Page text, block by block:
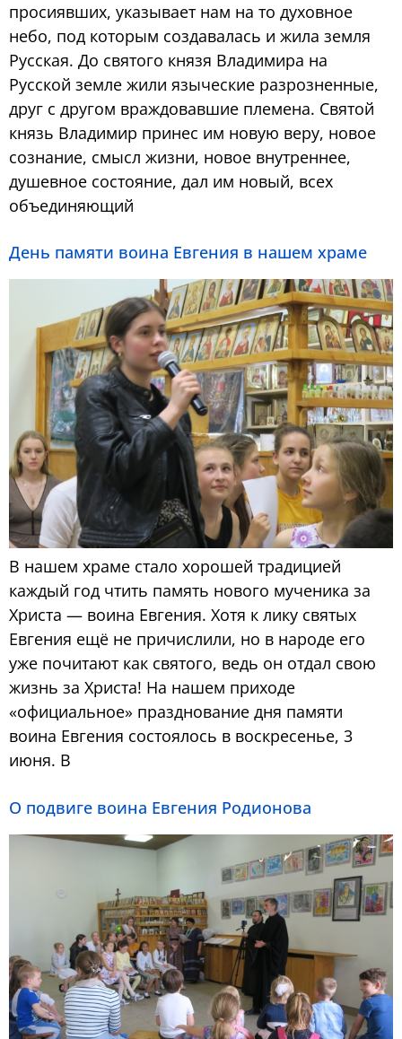
просиявших, указывает нам на то духовное
небо, под которым создавалась и жила земля
Русская. До святого князя Владимира на
Русской земле жили языческие разрозненные,
друг с другом враждовавшие племена. Святой
князь Владимир принес им новую веру, новое
сознание, смысл жизни, новое внутреннее,
душевное состояние, дал им новый, всех
объединяющий
День памяти воина Евгения в нашем храме
В нашем храме стало хорошей традицией
каждый год чтить память нового мученика за
Христа — воина Евгения. Хотя к лику святых
Евгения ещё не причислили, но в народе его
уже почитают как святого, ведь он отдал свою
жизнь за Христа! На нашем приходе
«официальное» празднование дня памяти
воина Евгения состоялось в воскресенье, 3
июня. В
О подвиге воина Евгения Родионова